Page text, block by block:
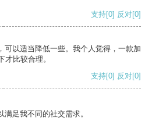
支持[0] 反对[0]
可以适当降低一些。我个人觉得，一款加
才比较合理。
支持[0] 反对[0]
足我不同的社交需求。